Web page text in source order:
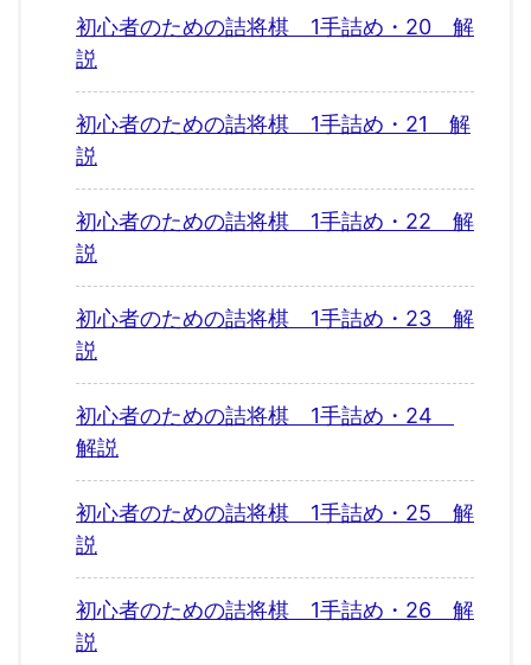
初心者のための詰将棋 1手詰め・20 解
説
初心者のための詰将棋 1手詰め・21 解
説
初心者のための詰将棋 1手詰め・22 解
説
初心者のための詰将棋 1手詰め・23 解
説
初心者のための詰将棋 1手詰め・24
解説
初心者のための詰将棋 1手詰め・25 解
説
初心者のための詰将棋 1手詰め・26 解
説